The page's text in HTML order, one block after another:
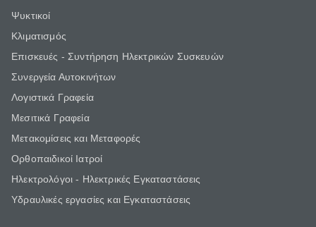
Ψυκτικοί
Κλιματισμός
Επισκευές - Συντήρηση Ηλεκτρικών Συσκευών
Συνεργεία Αυτοκινήτων
Λογιστικά Γραφεία
Μεσιτικά Γραφεία
Μετακομίσεις και Μεταφορές
Ορθοπαιδικοί Ιατροί
Ηλεκτρολόγοι - Ηλεκτρικές Εγκαταστάσεις
Υδραυλικές εργασίες και Εγκαταστάσεις